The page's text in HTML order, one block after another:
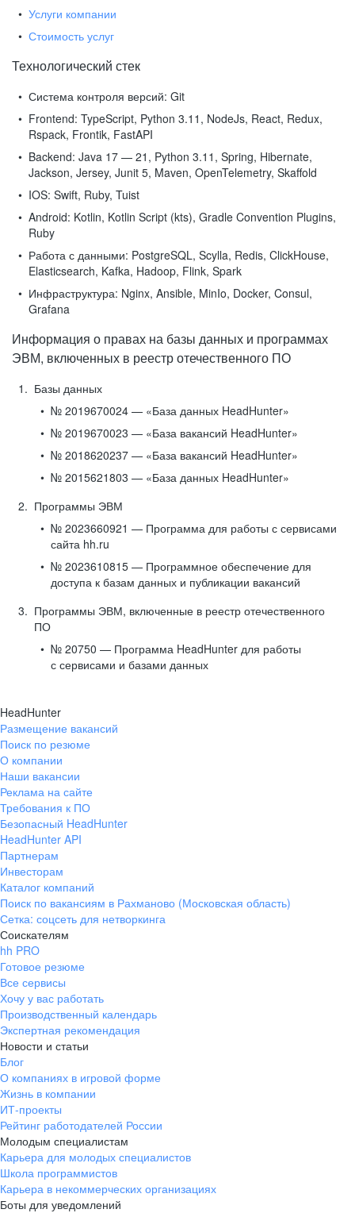
Услуги компании
Стоимость услуг
Технологический стек
Система контроля версий: Git
Frontend: TypeScript, Python 3.11, NodeJs, React, Redux,
Rspack, Frontik, FastAPI
Backend: Java 17 — 21, Python 3.11, Spring, Hibernate,
Jackson, Jersey, Junit 5, Maven, OpenTelemetry, Skaffold
IOS: Swift, Ruby, Tuist
Android: Kotlin, Kotlin Script (kts), Gradle Convention Plugins,
Ruby
Работа с данными: PostgreSQL, Scylla, Redis, ClickHouse,
Elasticsearch, Kafka, Hadoop, Flink, Spark
Инфраструктура: Nginx, Ansible, MinIo, Docker, Consul,
Grafana
Информация о правах на базы данных и программах
ЭВМ, включенных в реестр отечественного ПО
Базы данных
№ 2019670024 — «База данных HeadHunter»
№ 2019670023 — «База вакансий HeadHunter»
№ 2018620237 — «База вакансий HeadHunter»
№ 2015621803 — «База данных HeadHunter»
Программы ЭВМ
№ 2023660921 — Программа для работы с сервисами
сайта hh.ru
№ 2023610815 — Программное обеспечение для
доступа к базам данных и публикации вакансий
Программы ЭВМ, включенные в реестр отечественного
ПО
№ 20750 — Программа HeadHunter для работы
с сервисами и базами данных
HeadHunter
Размещение вакансий
Поиск по резюме
О компании
Наши вакансии
Реклама на сайте
Требования к ПО
Безопасный HeadHunter
HeadHunter API
Партнерам
Инвесторам
Каталог компаний
Поиск по вакансиям в Рахманово (Московская область)
Сетка: соцсеть для нетворкинга
Соискателям
hh PRO
Готовое резюме
Все сервисы
Хочу у вас работать
Производственный календарь
Экспертная рекомендация
Новости и статьи
Блог
О компаниях в игровой форме
Жизнь в компании
ИТ-проекты
Рейтинг работодателей России
Молодым специалистам
Карьера для молодых специалистов
Школа программистов
Карьера в некоммерческих организациях
Боты для уведомлений